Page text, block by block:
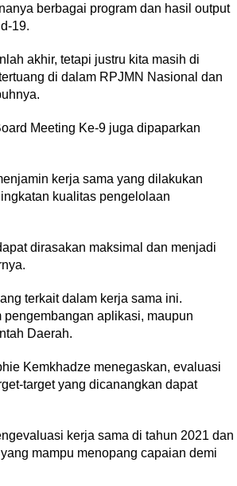
berbagai program dan hasil output
19.
akhir, tetapi justru kita masih di
di dalam RPJMN Nasional dan
Meeting Ke-9 juga dipaparkan
kerja sama yang dilakukan
kualitas pengelolaan
dirasakan maksimal dan menjadi
terkait dalam kerja sama ini.
aplikasi, maupun
Daerah.
Kemkhadze menegaskan, evaluasi
target yang dicanangkan dapat
kerja sama di tahun 2021 dan
mampu menopang capaian demi